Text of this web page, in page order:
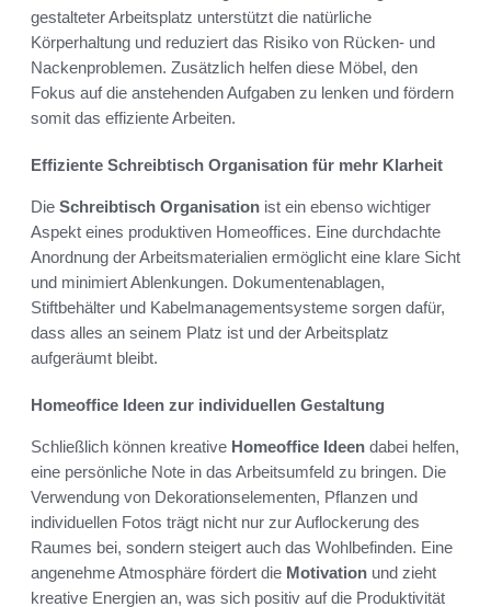
gestalteter Arbeitsplatz unterstützt die natürliche
Körperhaltung und reduziert das Risiko von Rücken- und
Nackenproblemen. Zusätzlich helfen diese Möbel, den
Fokus auf die anstehenden Aufgaben zu lenken und fördern
somit das effiziente Arbeiten.
Effiziente Schreibtisch Organisation für mehr Klarheit
Die Schreibtisch Organisation ist ein ebenso wichtiger
Aspekt eines produktiven Homeoffices. Eine durchdachte
Anordnung der Arbeitsmaterialien ermöglicht eine klare Sicht
und minimiert Ablenkungen. Dokumentenablagen,
Stiftbehälter und Kabelmanagementsysteme sorgen dafür,
dass alles an seinem Platz ist und der Arbeitsplatz
aufgeräumt bleibt.
Homeoffice Ideen zur individuellen Gestaltung
Schließlich können kreative Homeoffice Ideen dabei helfen,
eine persönliche Note in das Arbeitsumfeld zu bringen. Die
Verwendung von Dekorationselementen, Pflanzen und
individuellen Fotos trägt nicht nur zur Auflockerung des
Raumes bei, sondern steigert auch das Wohlbefinden. Eine
angenehme Atmosphäre fördert die Motivation und zieht
kreative Energien an, was sich positiv auf die Produktivität